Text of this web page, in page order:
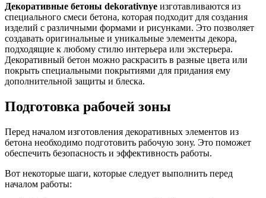
Декоративные бетоны dekorativnye изготавливаются из
специального смеси бетона, которая подходит для создания
изделий с различными формами и рисунками. Это позволяет
создавать оригинальные и уникальные элементы декора,
подходящие к любому стилю интерьера или экстерьера.
Декоративный бетон можно раскрасить в разные цвета или
покрыть специальными покрытиями для придания ему
дополнительной защиты и блеска.
Подготовка рабочей зоны
Перед началом изготовления декоративных элементов из
бетона необходимо подготовить рабочую зону. Это поможет
обеспечить безопасность и эффективность работы.
Вот некоторые шаги, которые следует выполнить перед
началом работы: